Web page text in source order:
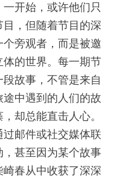
开始，或许他们只
，但随着节目的深
旁观者，而是被邀
的世界。每一期节
故事，不管是来自
中遇到的人们的故
却总能直击人心。
邮件或社交媒体联
甚至因为某个故事
春从中收获了深深